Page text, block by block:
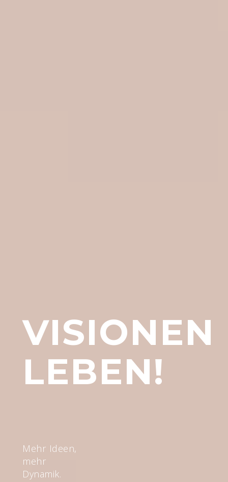
VISIONEN
LEBEN!
Mehr Ideen,
mehr
Dynamik.